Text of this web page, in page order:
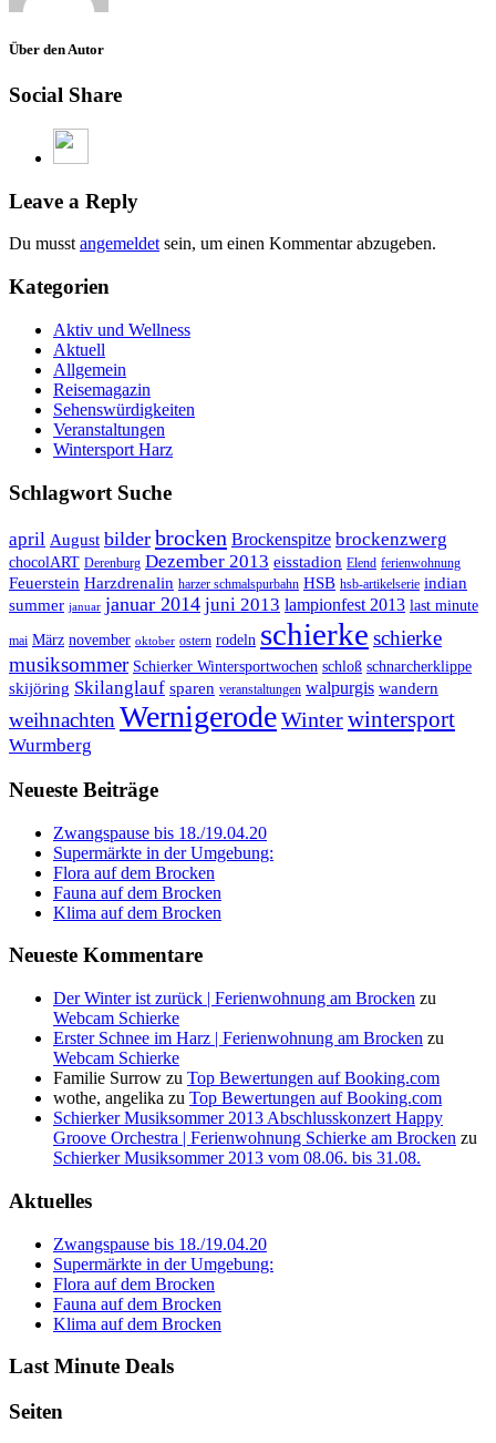
Über den Autor
Social Share
Leave a Reply
Du musst angemeldet sein, um einen Kommentar abzugeben.
Kategorien
Aktiv und Wellness
Aktuell
Allgemein
Reisemagazin
Sehenswürdigkeiten
Veranstaltungen
Wintersport Harz
Schlagwort Suche
april August bilder brocken Brockenspitze brockenzwerg
chocolART Derenburg Dezember 2013 eisstadion Elend ferienwohnung
Feuerstein Harzdrenalin harzer schmalspurbahn HSB hsb-artikelserie indian
summer januar januar 2014 juni 2013 lampionfest 2013 last minute
mai März november oktober ostern rodeln schierke schierke
musiksommer Schierker Wintersportwochen schloß schnarcherklippe
skijöring Skilanglauf sparen veranstaltungen walpurgis wandern
weihnachtenWernigerodeWinterwintersport
Wurmberg
Neueste Beiträge
Zwangspause bis 18./19.04.20
Supermärkte in der Umgebung:
Flora auf dem Brocken
Fauna auf dem Brocken
Klima auf dem Brocken
Neueste Kommentare
Der Winter ist zurück | Ferienwohnung am Brocken zu
Webcam Schierke
Erster Schnee im Harz | Ferienwohnung am Brocken zu
Webcam Schierke
Familie Surrow zu Top Bewertungen auf Booking.com
wothe, angelika zu Top Bewertungen auf Booking.com
Schierker Musiksommer 2013 Abschlusskonzert Happy
Groove Orchestra | Ferienwohnung Schierke am Brocken zu
Schierker Musiksommer 2013 vom 08.06. bis 31.08.
Aktuelles
Zwangspause bis 18./19.04.20
Supermärkte in der Umgebung:
Flora auf dem Brocken
Fauna auf dem Brocken
Klima auf dem Brocken
Last Minute Deals
Seiten